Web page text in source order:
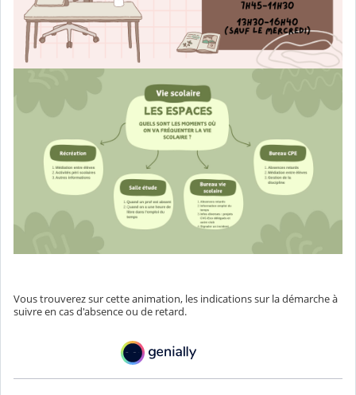
Vous trouverez sur cette animation, les indications sur la démarche à
suivre en cas d'absence ou de retard.